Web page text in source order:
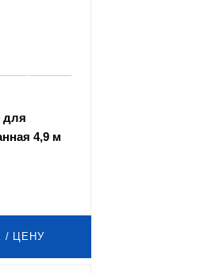
для
4,9 м
/ ЦЕНУ